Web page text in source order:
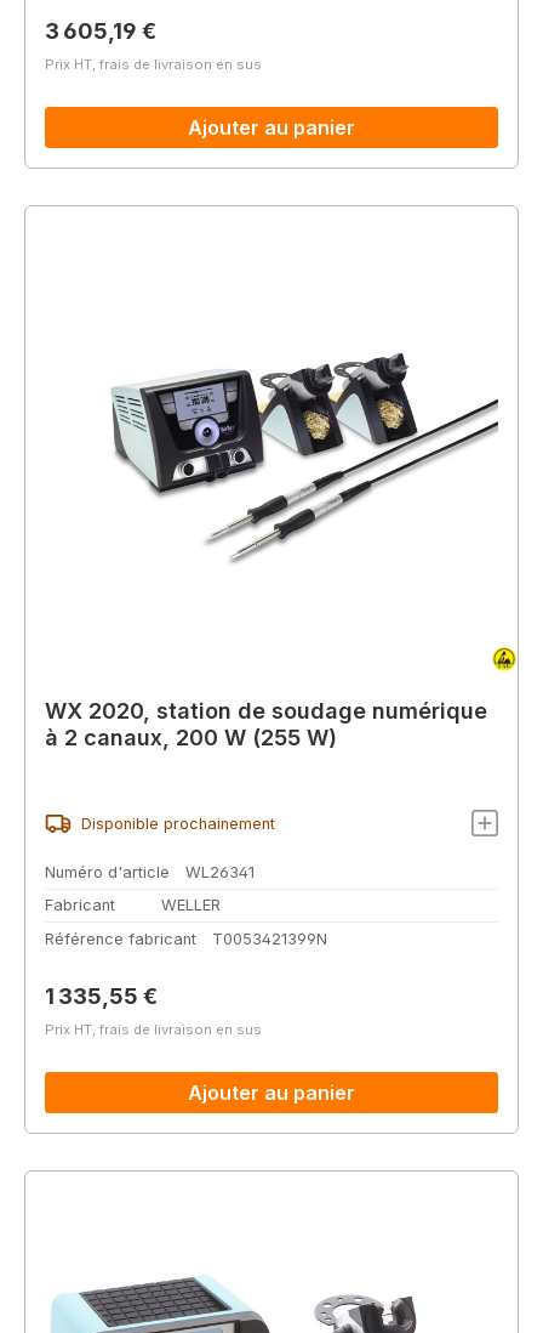
Prix régulier :
3 605,19 €
Prix HT, frais de livraison en sus
Ajouter au panier
WX 2020, station de soudage numérique
à 2 canaux, 200 W (255 W)
Disponible prochainement
Numéro d'article
WL26341
Fabricant
WELLER
Référence fabricant
T0053421399N
Prix régulier :
1 335,55 €
Prix HT, frais de livraison en sus
Ajouter au panier